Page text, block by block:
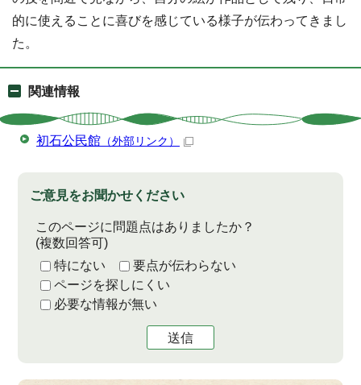
的に使えることに喜びを感じている様子が伝わってきまし
た。
関連情報
初石公民館 （外部リンク）
ご意見をお聞かせください
このページに問題点はありましたか？
(複数回答可)
特にない
要点が伝わらない
ページを探しにくい
必要な情報が無い
送信